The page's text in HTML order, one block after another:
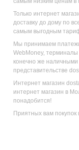
Только интернет
доставку до дому по
самым выгодным
Мы принимаем
WebMoney,
конечно же
представительстве
Интернет магазин
интернет магазин в
понадобится!
Приятных вам